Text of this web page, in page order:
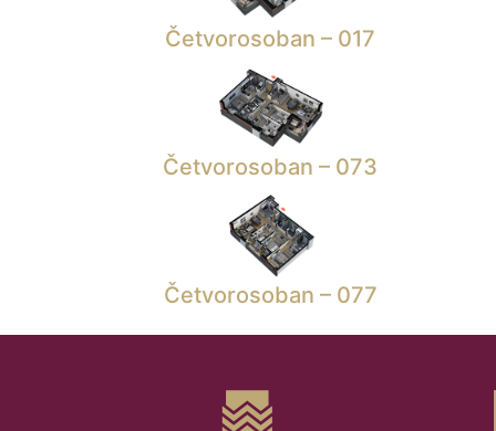
Četvorosoban – 017
Četvorosoban – 073
Četvorosoban – 077